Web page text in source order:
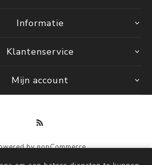
Informatie
Klantenservice
Mijn account
bynopCommerce